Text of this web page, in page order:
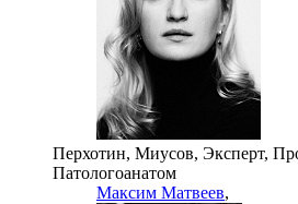
Перхотин, Миусов, Эксперт,
Патологоанатом
Максим Матвеев,